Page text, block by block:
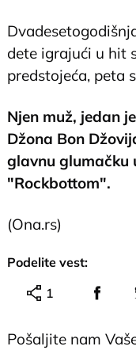
dete igrajući u hit
predstojeća, peta
Njen muž, jedan
Džona Bon
glavnu glumačku
"Rockbottom".
(Ona.rs)
Podelite vest:
1
Pošaljite nam